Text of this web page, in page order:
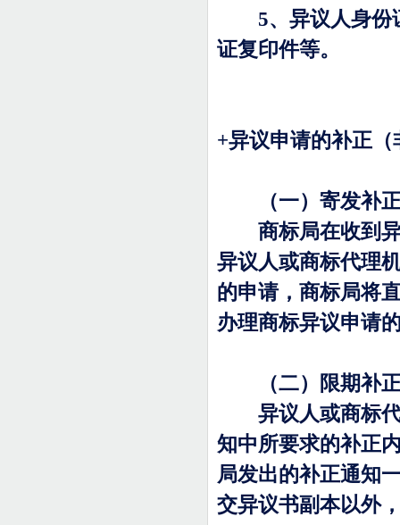
5、异议人身
证复印件等。
+异议申请的补正（
（一）寄发补正
商标局在收到异
异议人或商标代理
的申请，商标局将
办理商标异议申请
（二）限期补
异议人或商标代
知中所要求的补正
局发出的补正通知
交异议书副本以外